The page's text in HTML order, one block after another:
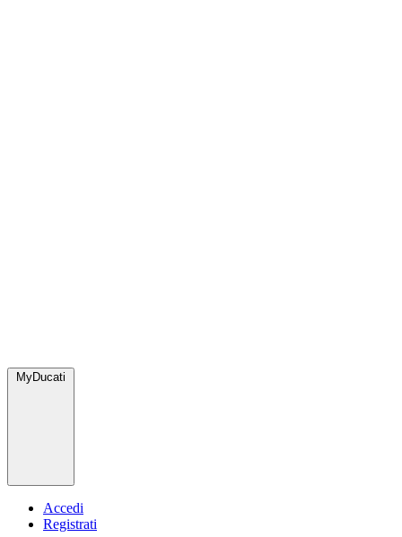
MyDucati
Accedi
Registrati